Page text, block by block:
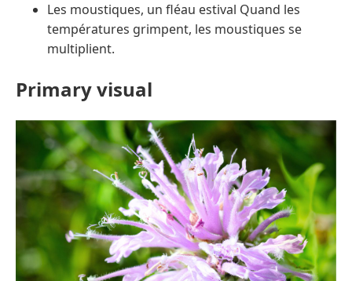
Les moustiques, un fléau estival Quand les
températures grimpent, les moustiques se
multiplient.
Primary visual